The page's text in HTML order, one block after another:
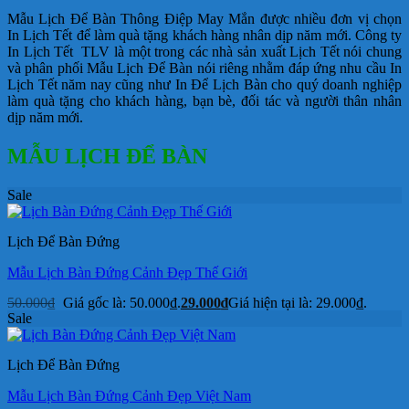
Mẫu Lịch Để Bàn Thông Điệp May Mắn được nhiều đơn vị chọn
In Lịch Tết để làm quà tặng khách hàng nhân dịp năm mới. Công ty
In Lịch Tết TLV là một trong các nhà sản xuất Lịch Tết nói chung
và phân phối Mẫu Lịch Để Bàn nói riêng nhằm đáp ứng nhu cầu In
Lịch Tết năm nay cũng như In Để Lịch Bàn cho quý doanh nghiệp
làm quà tặng cho khách hàng, bạn bè, đối tác và người thân nhân
dịp năm mới.
MẪU LỊCH ĐỂ BÀN
Sale
Lịch Để Bàn Đứng
Mẫu Lịch Bàn Đứng Cảnh Đẹp Thế Giới
50.000₫ Giá gốc là: 50.000₫.29.000₫Giá hiện tại là: 29.000₫.
Sale
Lịch Để Bàn Đứng
Mẫu Lịch Bàn Đứng Cảnh Đẹp Việt Nam